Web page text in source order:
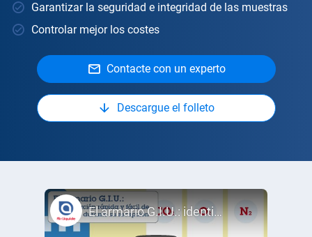
Garantizar la seguridad e integridad de las muestras
Controlar mejor los costes
Contacte con un experto
Descargue el folleto
El armario G.I.U.: identificación rápida y fácil de los gases durante su recepción.